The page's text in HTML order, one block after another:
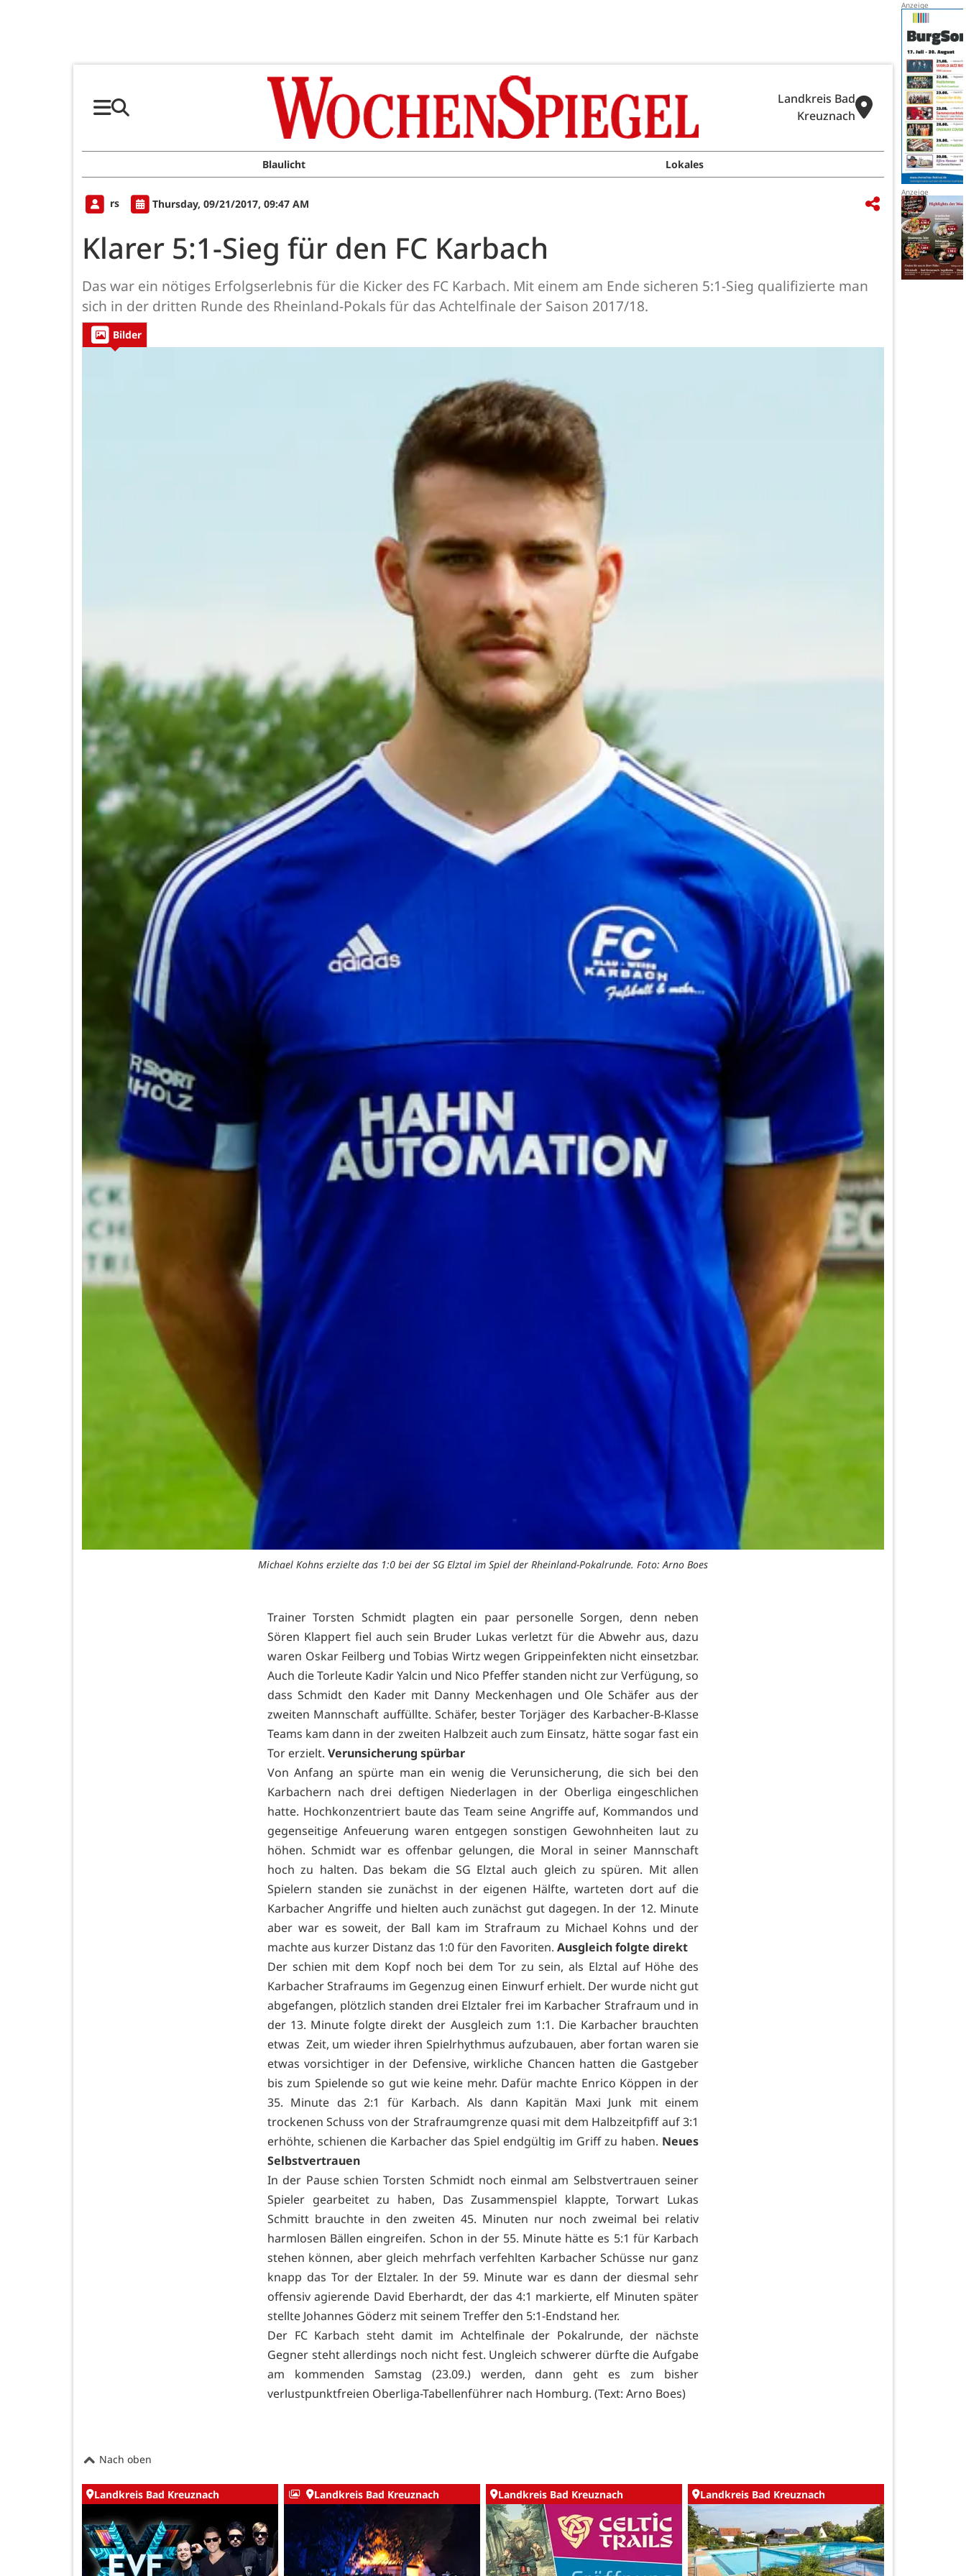
Landkreis Bad
Kreuznach
Blaulicht Lokales
rs Thursday, 09/21/2017, 09:47 AM
Klarer 5:1-Sieg für den FC Karbach
Das war ein nötiges Erfolgserlebnis für die Kicker des FC Karbach. Mit einem am Ende sicheren 5:1-Sieg qualifizierte man
sich in der dritten Runde des Rheinland-Pokals für das Achtelfinale der Saison 2017/18.
Bilder
Michael Kohns erzielte das 1:0 bei der SG Elztal im Spiel der Rheinland-Pokalrunde. Foto: Arno Boes
Trainer Torsten Schmidt plagten ein paar personelle Sorgen, denn neben
Sören Klappert fiel auch sein Bruder Lukas verletzt für die Abwehr aus, dazu
waren Oskar Feilberg und Tobias Wirtz wegen Grippeinfekten nicht einsetzbar.
Auch die Torleute Kadir Yalcin und Nico Pfeffer standen nicht zur Verfügung, so
dass Schmidt den Kader mit Danny Meckenhagen und Ole Schäfer aus der
zweiten Mannschaft auffüllte. Schäfer, bester Torjäger des Karbacher-B-Klasse
Teams kam dann in der zweiten Halbzeit auch zum Einsatz, hätte sogar fast ein
Tor erzielt. Verunsicherung spürbar
Von Anfang an spürte man ein wenig die Verunsicherung, die sich bei den
Karbachern nach drei deftigen Niederlagen in der Oberliga eingeschlichen
hatte. Hochkonzentriert baute das Team seine Angriffe auf, Kommandos und
gegenseitige Anfeuerung waren entgegen sonstigen Gewohnheiten laut zu
höhen. Schmidt war es offenbar gelungen, die Moral in seiner Mannschaft
hoch zu halten. Das bekam die SG Elztal auch gleich zu spüren. Mit allen
Spielern standen sie zunächst in der eigenen Hälfte, warteten dort auf die
Karbacher Angriffe und hielten auch zunächst gut dagegen. In der 12. Minute
aber war es soweit, der Ball kam im Strafraum zu Michael Kohns und der
machte aus kurzer Distanz das 1:0 für den Favoriten. Ausgleich folgte direkt
Der schien mit dem Kopf noch bei dem Tor zu sein, als Elztal auf Höhe des
Karbacher Strafraums im Gegenzug einen Einwurf erhielt. Der wurde nicht gut
abgefangen, plötzlich standen drei Elztaler frei im Karbacher Strafraum und in
der 13. Minute folgte direkt der Ausgleich zum 1:1. Die Karbacher brauchten
etwas Zeit, um wieder ihren Spielrhythmus aufzubauen, aber fortan waren sie
etwas vorsichtiger in der Defensive, wirkliche Chancen hatten die Gastgeber
bis zum Spielende so gut wie keine mehr. Dafür machte Enrico Köppen in der
35. Minute das 2:1 für Karbach. Als dann Kapitän Maxi Junk mit einem
trockenen Schuss von der Strafraumgrenze quasi mit dem Halbzeitpfiff auf 3:1
erhöhte, schienen die Karbacher das Spiel endgültig im Griff zu haben. Neues
Selbstvertrauen
In der Pause schien Torsten Schmidt noch einmal am Selbstvertrauen seiner
Spieler gearbeitet zu haben, Das Zusammenspiel klappte, Torwart Lukas
Schmitt brauchte in den zweiten 45. Minuten nur noch zweimal bei relativ
harmlosen Bällen eingreifen. Schon in der 55. Minute hätte es 5:1 für Karbach
stehen können, aber gleich mehrfach verfehlten Karbacher Schüsse nur ganz
knapp das Tor der Elztaler. In der 59. Minute war es dann der diesmal sehr
offensiv agierende David Eberhardt, der das 4:1 markierte, elf Minuten später
stellte Johannes Göderz mit seinem Treffer den 5:1-Endstand her.
Der FC Karbach steht damit im Achtelfinale der Pokalrunde, der nächste
Gegner steht allerdings noch nicht fest. Ungleich schwerer dürfte die Aufgabe
am kommenden Samstag (23.09.) werden, dann geht es zum bisher
verlustpunktfreien Oberliga-Tabellenführer nach Homburg. (Text: Arno Boes)
Nach oben
Landkreis Bad Kreuznach Landkreis Bad Kreuznach Landkreis Bad Kreuznach Landkreis Bad Kreuznach